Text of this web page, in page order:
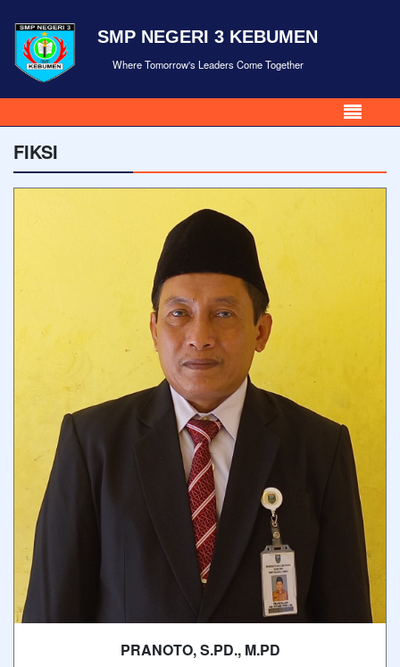
SMP NEGERI 3 KEBUMEN
Where Tomorrow's Leaders Come Together
FIKSI
PRANOTO, S.PD., M.PD